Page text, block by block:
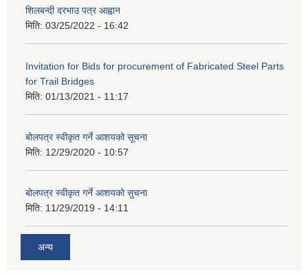
शिलबन्दी दरभाउ पत्र आह्वान
मिति: 03/25/2022 - 16:42
Invitation for Bids for procurement of Fabricated Steel Parts
for Trail Bridges
मिति: 01/13/2021 - 11:17
बोलपत्र स्वीकृत गर्ने आशयको सूचना
मिति: 12/29/2020 - 10:57
बोलपत्र स्वीकृत गर्ने आशयको सुचना
मिति: 11/29/2019 - 14:11
अन्य